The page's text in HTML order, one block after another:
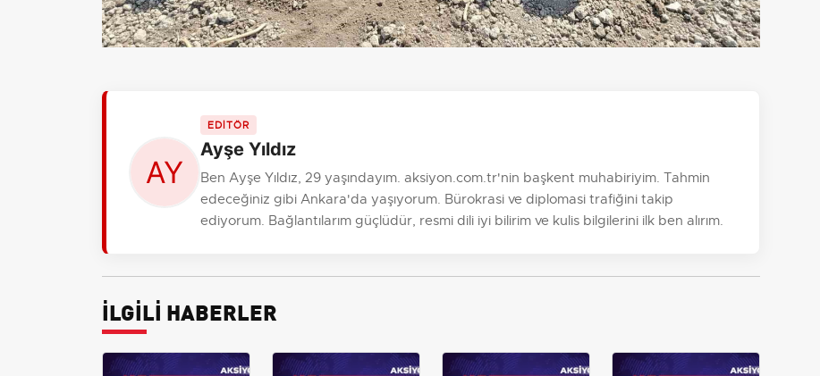
EDİTÖR
Ayşe Yıldız
Ben Ayşe Yıldız, 29 yaşındayım. aksiyon.com.tr'nin başkent muhabiriyim. Tahmin
edeceğiniz gibi Ankara'da yaşıyorum. Bürokrasi ve diplomasi trafiğini takip
ediyorum. Bağlantılarım güçlüdür, resmi dili iyi bilirim ve kulis bilgilerini ilk ben alırım.
İLGİLİ HABERLER